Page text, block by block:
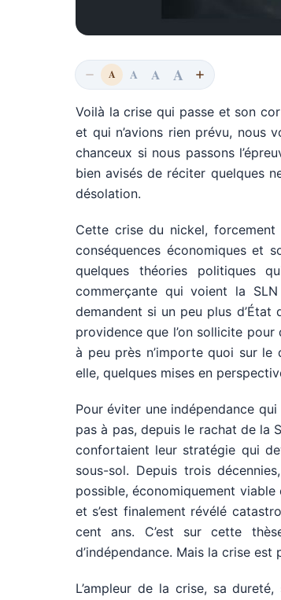
A A A A
Voilà la crise qui passe et son
et qui n’avions rien prévu, nous
chanceux si nous passons
bien avisés de réciter quelques
désolation.
Cette crise du nickel, forcement
conséquences économiques et
quelques théories politiques
commerçante qui voient la
demandent si un peu plus d’État
providence que l’on sollicite
à peu près n’importe quoi sur
elle, quelques mises en
Pour éviter une indépendance
pas à pas, depuis le rachat de la
confortaient leur stratégie qui
sous-sol. Depuis trois
possible, économiquement
et s’est finalement révélé
cent ans. C’est sur cette
d’indépendance. Mais la crise est
L’ampleur de la crise, sa